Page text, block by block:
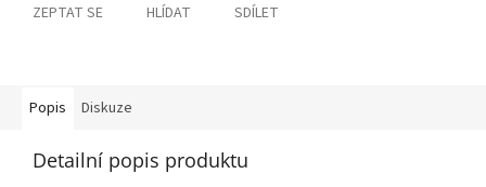
ZEPTAT SE HLÍDAT SDÍLET
Popis Diskuze
Detailní popis produktu